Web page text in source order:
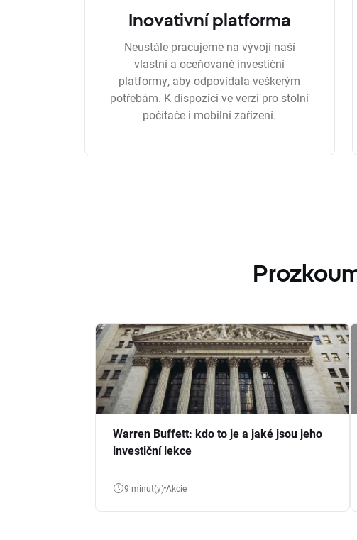
Inovativní platforma
Neustále pracujeme na vývoji naší
vlastní a oceňované investiční
platformy, aby odpovídala veškerým
potřebám. K dispozici ve verzi pro stolní
počítače i mobilní zařízení.
Warren Buffett: kdo to je a jaké jsou jeho
investiční lekce
9 minut(y) Akcie